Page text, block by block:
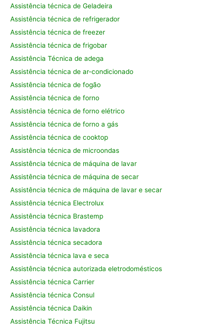
Assistência técnica de Geladeira
Assistência técnica de refrigerador
Assistência técnica de freezer
Assistência técnica de frigobar
Assistência Técnica de adega
Assistência técnica de ar-condicionado
Assistência técnica de fogão
Assistência técnica de forno
Assistência técnica de forno elétrico
Assistência técnica de forno a gás
Assistência técnica de cooktop
Assistência técnica de microondas
Assistência técnica de máquina de lavar
Assistência técnica de máquina de secar
Assistência técnica de máquina de lavar e secar
Assistência técnica Electrolux
Assistência técnica Brastemp
Assistência técnica lavadora
Assistência técnica secadora
Assistência técnica lava e seca
Assistência técnica autorizada eletrodomésticos
Assistência técnica Carrier
Assistência técnica Consul
Assistência técnica Daikin
Assistência Técnica Fujitsu